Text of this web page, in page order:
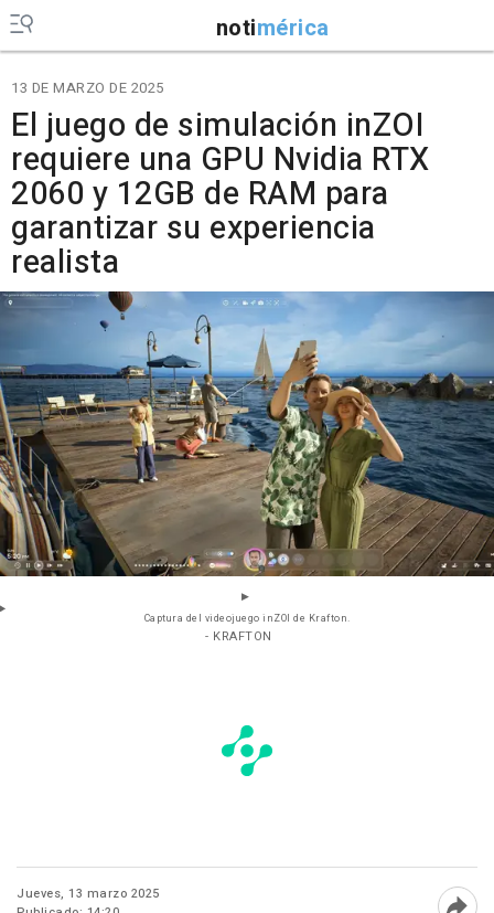
notimérica
13 DE MARZO DE 2025
El juego de simulación inZOI
requiere una GPU Nvidia RTX
2060 y 12GB de RAM para
garantizar su experiencia
realista
Captura del videojuego inZOI de Krafton.
- KRAFTON
Jueves, 13 marzo 2025